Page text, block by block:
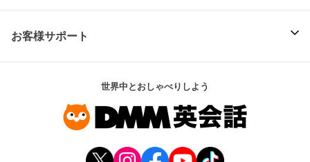
お客様サポート
世界中とおしゃべりしよう